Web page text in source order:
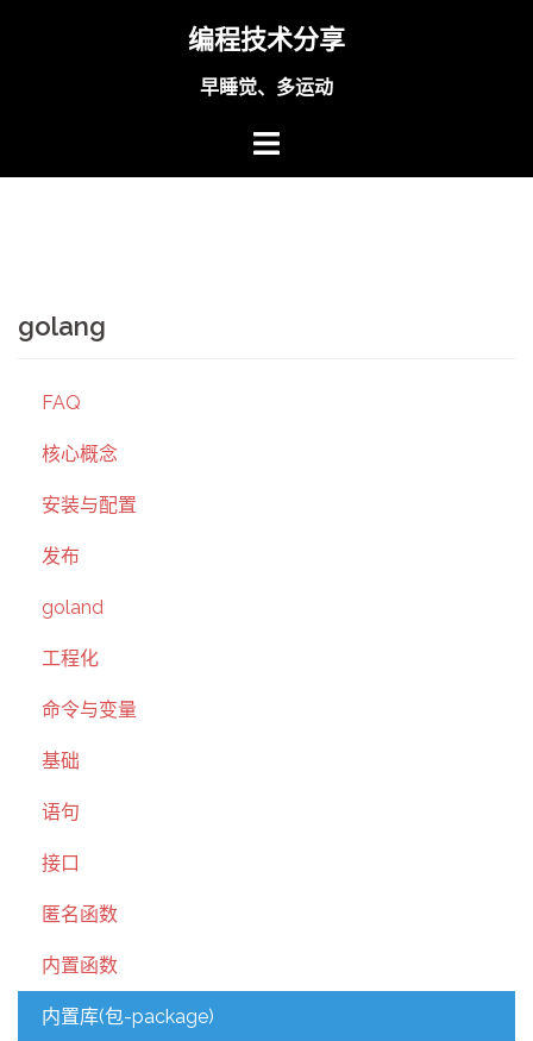
编程技术分享
早睡觉、多运动
golang
FAQ
核心概念
安装与配置
发布
goland
工程化
命令与变量
基础
语句
接口
匿名函数
内置函数
内置库(包-package)